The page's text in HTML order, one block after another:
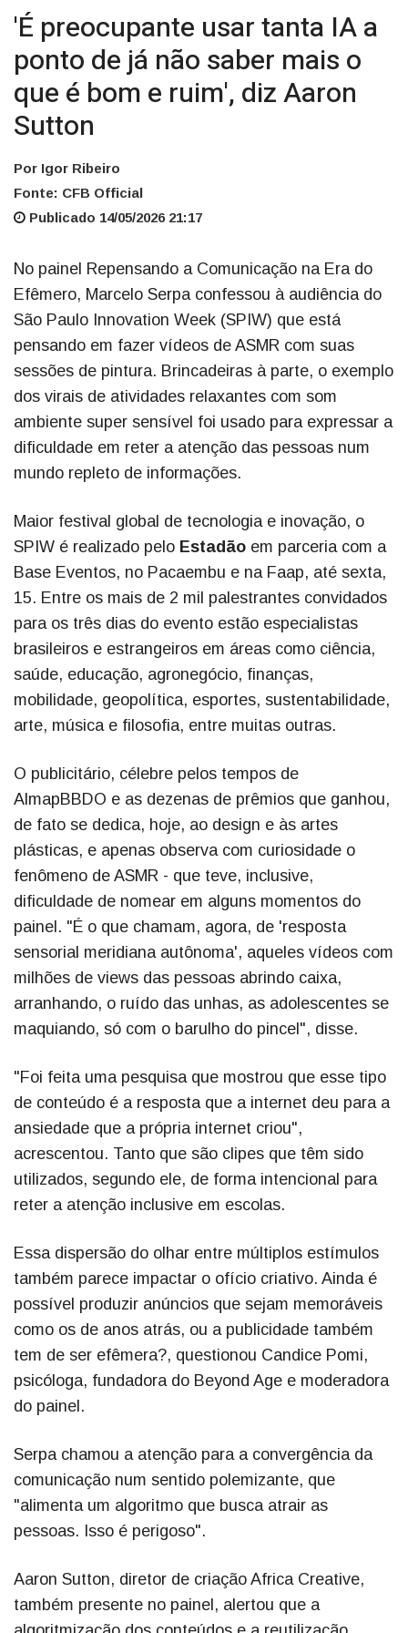
'É preocupante usar tanta IA a
ponto de já não saber mais o
que é bom e ruim', diz Aaron
Sutton
Por Igor Ribeiro
Fonte: CFB Official
Publicado 14/05/2026 21:17
No painel Repensando a Comunicação na Era do
Efêmero, Marcelo Serpa confessou à audiência do
São Paulo Innovation Week (SPIW) que está
pensando em fazer vídeos de ASMR com suas
sessões de pintura. Brincadeiras à parte, o exemplo
dos virais de atividades relaxantes com som
ambiente super sensível foi usado para expressar a
dificuldade em reter a atenção das pessoas num
mundo repleto de informações.
Maior festival global de tecnologia e inovação, o
SPIW é realizado pelo Estadão em parceria com a
Base Eventos, no Pacaembu e na Faap, até sexta,
15. Entre os mais de 2 mil palestrantes convidados
para os três dias do evento estão especialistas
brasileiros e estrangeiros em áreas como ciência,
saúde, educação, agronegócio, finanças,
mobilidade, geopolítica, esportes, sustentabilidade,
arte, música e filosofia, entre muitas outras.
O publicitário, célebre pelos tempos de
AlmapBBDO e as dezenas de prêmios que ganhou,
de fato se dedica, hoje, ao design e às artes
plásticas, e apenas observa com curiosidade o
fenômeno de ASMR - que teve, inclusive,
dificuldade de nomear em alguns momentos do
painel. "É o que chamam, agora, de 'resposta
sensorial meridiana autônoma', aqueles vídeos com
milhões de views das pessoas abrindo caixa,
arranhando, o ruído das unhas, as adolescentes se
maquiando, só com o barulho do pincel", disse.
"Foi feita uma pesquisa que mostrou que esse tipo
de conteúdo é a resposta que a internet deu para a
ansiedade que a própria internet criou",
acrescentou. Tanto que são clipes que têm sido
utilizados, segundo ele, de forma intencional para
reter a atenção inclusive em escolas.
Essa dispersão do olhar entre múltiplos estímulos
também parece impactar o ofício criativo. Ainda é
possível produzir anúncios que sejam memoráveis
como os de anos atrás, ou a publicidade também
tem de ser efêmera?, questionou Candice Pomi,
psicóloga, fundadora do Beyond Age e moderadora
do painel.
Serpa chamou a atenção para a convergência da
comunicação num sentido polemizante, que
"alimenta um algoritmo que busca atrair as
pessoas. Isso é perigoso".
Aaron Sutton, diretor de criação Africa Creative,
também presente no painel, alertou que a